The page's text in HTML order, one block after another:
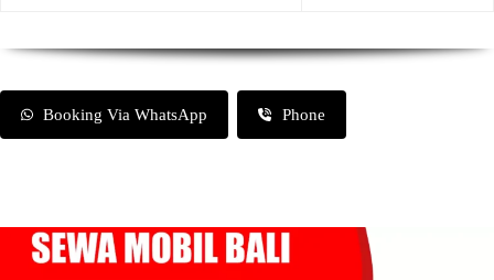
Booking Via WhatsApp Phone